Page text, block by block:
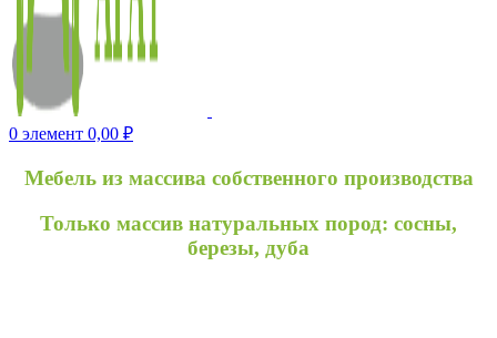
0 элемент 0,00 ₽
Мебель из массива собственного производства
Только массив натуральных пород: сосны,
березы, дуба